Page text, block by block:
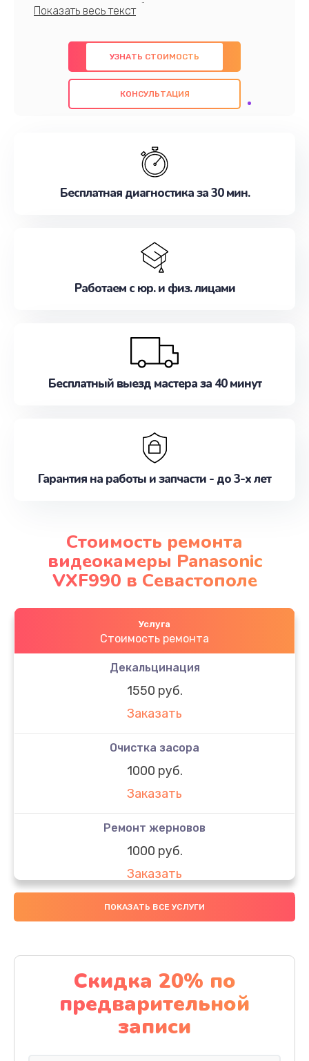
профессионалов с обширными знаниями и
предлагаем быстрый и качественный ремонт с
использованием оригинальных компонентов, а
также гарантируем качество всех
проведенных работ. Наша цель - предоставить
наилучшим образом. Не медлите записаться на
УЗНАТЬ СТОИМОСТЬ
КОНСУЛЬТАЦИЯ
Бесплатная диагностика за 30 мин.
Работаем с юр. и физ. лицами
Бесплатный выезд мастера за 40 минут
Гарантия на работы и запчасти - до 3-х лет
Стоимость ремонта
видеокамеры Panasonic
VXF990 в Севастополе
Услуга
Стоимость ремонта
Декальцинация
1550 руб.
Заказать
Очистка засора
1000 руб.
Заказать
Ремонт жерновов
1000 руб.
Заказать
Замена колец
Заказать
Замена скобок
1250 руб.
Заказать
ПОКАЗАТЬ ВСЕ УСЛУГИ
Скидка 20% по
предварительной
записи